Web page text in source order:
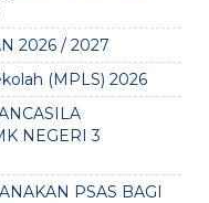
2026 / 2027
(MPLS) 2026
NEGERI 3
PSAS BAGI